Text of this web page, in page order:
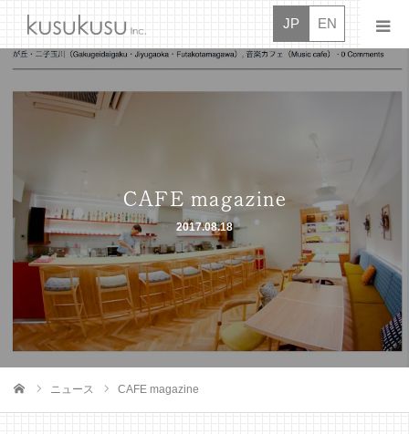
JP EN
CAFE magazine
2017.08.18
ニュース CAFE magazine
オシゴト
ドウガ
タイダン
ボシュウ
コンタクト